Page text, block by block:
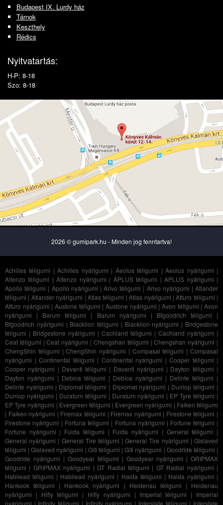
Budapest IX. Lurdy ház
Tárnok
Keszthely
Rédics
Nyitvatartás:
H-P: 8-18
Szo: 8-18
2026 © gumipark.hu - Minden jog fenntartva!
Achilles téligumi |Achilles nyárigumi | Aeolus téligumi |Aeolus nyárigumi |
Altenzo téligumi |Altenzo nyárigumi | APLUS téligumi |APLUS nyárigumi |
Apollo téligumi | Apollo nyárigumi |Arivo téligumi | Arivo nyárigumi |Atlander
téligumi | Atlander nyárigumi | Atlas téligumi |Atlas nyárigumi |Atturo téligumi |
Atturo nyárigumi |Austone téligumi |Austone nyárigumi |Avon téligumi |Avon
nyárigumi | Barum téligumi | Barum nyárigumi | Bfgoodrich téligumi |
Bfgoodrich nyárigumi | Blacklion téligumi | Blacklion nyárigumi | Bridgestone
téligumi | Bridgestone nyárigumi | Cachland téligumi | Cachland nyárigumi |
Ceat téligumi |Ceat nyárigumi | Chengshan téligumi |Chengshan nyárigumi |
ChengShin téligumi |ChengShin nyárigumi | Compasal téligumi |Compasal
nyárigumi | Continental téligumi | Continental nyárigumi | Cooper téligumi |
Cooper nyárigumi | Davanti téligumi | Davanti nyárigumi | Dayton téligumi |
Dayton nyárigumi | Debica téligumi | Debica nyárigumi | Delinte téligumi |
Delinte nyárigumi | Diplomat téligumi | Diplomat nyárigumi | Dunlop téligumi |
Dunlop nyárigumi | Duraturn téligumi | Duraturn nyárigumi | EP Tyre téligumi |
EP Tyre nyárigumi | Evergreen téligumi | Evergreen nyárigumi | Falken téligumi
| Falken nyárigumi | Firemax téligumi | Firemax nyárigumi | Firestone téligumi |
Firestone nyárigumi | Fortuna téligumi | Fortuna nyárigumi | Fortune téligumi |
Fortune nyárigumi | Fulda téligumi | Fulda nyárigumi | General téligumi |
General nyárigumi | General Tire téligumi |General Tire nyárigumi |Gislaved
téligumi |Gislaved nyárigumi | Giti téligumi |Giti nyárigumi | Goodride téligumi |
Goodride nyárigumi | Goodyear téligumi | Goodyear nyárigumi | GRIPMAX
téligumi | GRIPMAX nyárigumi |GT Radial téligumi | GT Radial nyárigumi |
Habilead téligumi | Habilead nyárigumi | Haida téligumi | Haida nyárigumi |
Hankook téligumi | Hankook nyárigumi | Heidenau téligumi | Heidenau
nyárigumi | Hifly téligumi | Hifly nyárigumi | Imperial téligumi | Imperial
nyárigumi | Infinity téligumi | Infinity nyárigumi | Interstate téligumi | Interstate